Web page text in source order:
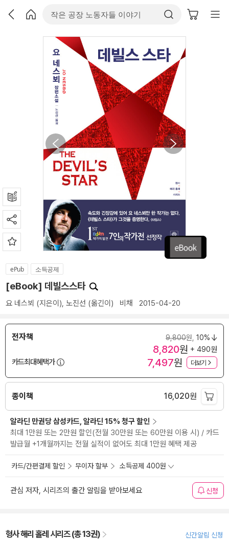
ePub 소득공제
[eBook] 데빌스스타
요 네스뵈 (지은이), 노진선 (옮긴이) 비채 2015-04-20
전자책 9,800원, 10%
8,820원 + 490원
카드최대혜택가
7,497원 더보기
종이책 16,020원
알라딘 만권당 삼성카드, 알라딘 15% 청구 할인
최대 1만원 또는 2만원 할인(전월 30만원 또는 60만원 이용 시) / 카드
발급월 +1개월까지는 전월 실적이 없어도 최대 1만원 혜택 제공
카드/간편결제 할인 무이자 할부 소득공제 400원
관심 저자, 시리즈의 출간 알림을 받아보세요 신청
형사 해리 홀레 시리즈 (총 13권) 신간알림 신청